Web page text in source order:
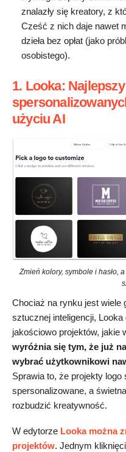
znalazły się kreatory, z
Cześć z nich daje nawet
dzieła bez opłat (jako
osobistego).
1. Looka:
użyciu AI
Zmień kolory, symbole i hasło,
Chociaż na rynku jest wiele
sztucznej inteligencji,
jakościowo projektów, jakie
wyróżnia się tym, że już
wybrać użytkownikowi
Sprawia to, że projekty
spersonalizowane, a
rozbudzić kreatywność.
W edytorze Looka można
projektów. Jednym